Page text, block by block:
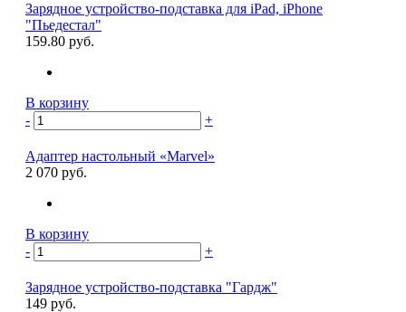
Зарядное устройство-подставка для iPad, iPhone
"Пьедестал"
159.80 руб.
В корзину
-
+
Адаптер настольный «Marvel»
2 070 руб.
В корзину
-
+
Зарядное устройство-подставка "Гардж"
149 руб.